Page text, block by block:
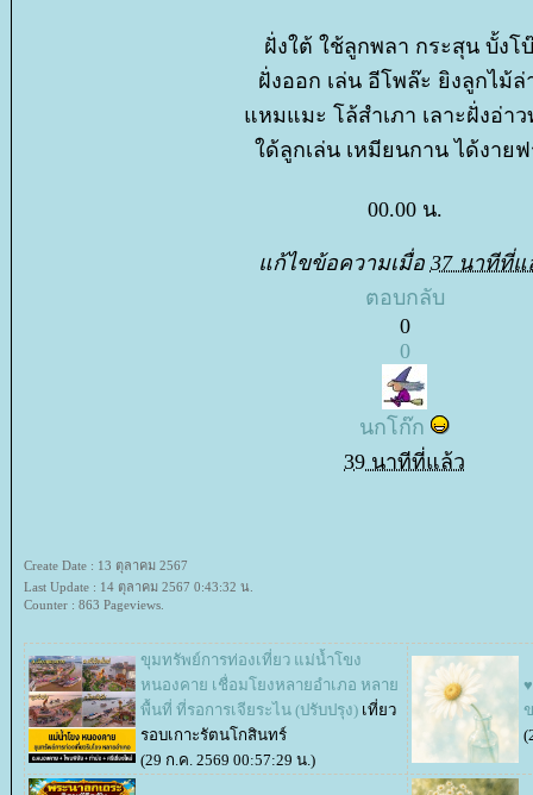
ฝั่งใต้ ใช้ลูกพลา กระสุน บั้งโ
ฝั่งออก เล่น อีโพล๊ะ ยิงลูกไม้
หมแมะ โล้สำเภา เลาะฝั่งอ่า
ด้ลูกเล่น เหมียนกาน ได้งายฟ
00.00 น.
ก้ไขข้อความเมื่อ 37 นาทีที่แ
ตอบกลับ
0
0
นกโก๊ก
39 นาทีที่แล้ว
Create Date : 13 ตุลาคม 2567
Last Update : 14 ตุลาคม 2567 0:43:32 น.
Counter : 863 Pageviews.
ขุมทรัพย์การท่องเที่ยว แม่น้ำโขง
หนองคาย เชื่อมโยงหลายอำเภอ หลา
พื้นที่ ที่รอการเจียระไน (ปรับปรุง) เที่ยว
รอบเกาะรัตนโกสินทร์
(29 ก.ค. 2569 00:57:29 น.)